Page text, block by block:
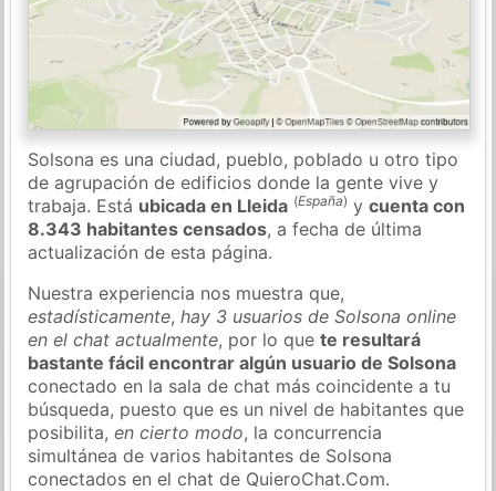
Solsona es una ciudad, pueblo, poblado u otro tipo
de agrupación de edificios donde la gente vive y
trabaja. Está ubicada en Lleida (España) ycuenta con
8.343 habitantes censados, a fecha de última
actualización de esta página.
Nuestra experiencia nos muestra que,
estadísticamente,hay 3 usuarios de Solsona online
en el chat actualmente, por lo quete resultará
bastante fácil encontrar algún usuario de Solsona
conectado en la sala de chat más coincidente a tu
búsqueda, puesto que es un nivel de habitantes que
posibilita,en cierto modo, la concurrencia
simultánea de varios habitantes de Solsona
conectados en el chat de QuieroChat.Com.